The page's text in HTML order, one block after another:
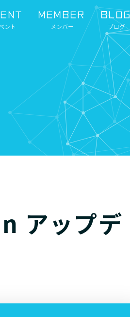
ント
MEMBER
メンバー
BLOG
ブログ
アップデ